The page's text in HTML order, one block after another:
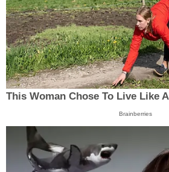
This Woman Chose To Live Like
Brainberries